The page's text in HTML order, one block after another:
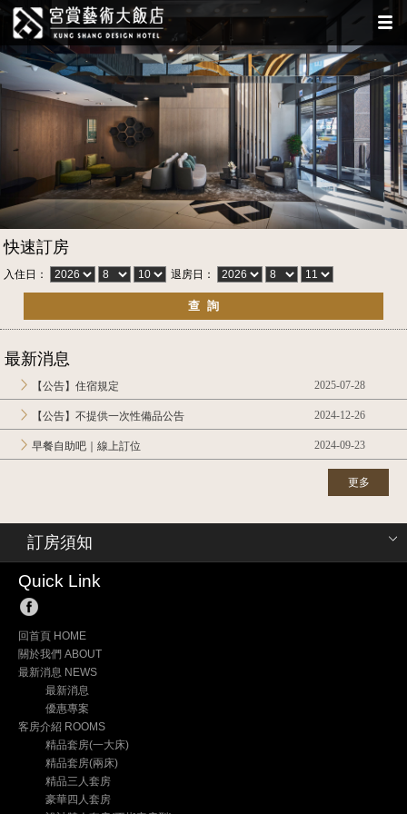
快速訂房
入住日： 退房日：
最新消息
【公告】住宿規定 2025-07-28
【公告】不提供一次性備品公告 2024-12-26
早餐自助吧｜線上訂位 2024-09-23
更多
訂房須知
Quick Link
回首頁 HOME
關於我們 ABOUT
最新消息 NEWS
最新消息
優惠專案
客房介紹 ROOMS
精品套房(一大床)
精品套房(兩床)
精品三人套房
豪華四人套房